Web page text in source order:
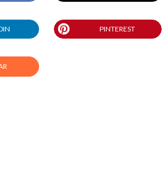
PINTEREST